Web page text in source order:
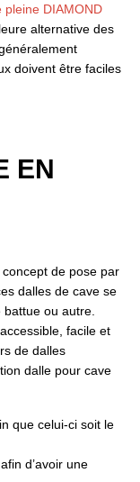
pleine DIAMOND
alternative des
doivent être faciles
EN
de pose par
dalles de cave se
ou autre.
facile et
de dalles
dalle pour cave
que celui-ci soit le
d’avoir une